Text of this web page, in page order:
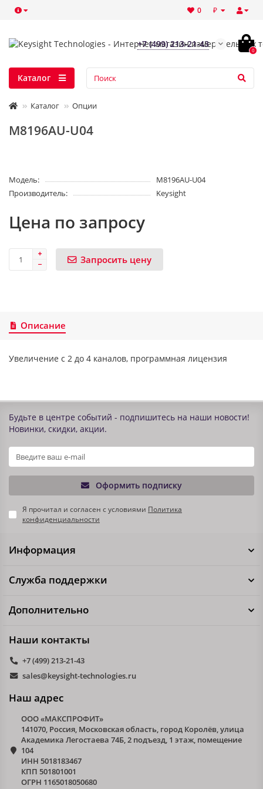
₽
0
+7 (499) 213-21-43
0
Каталог
Каталог Опции
M8196AU-U04
Модель:
M8196AU-U04
Производитель:
Keysight
Цена по запросу
Запросить цену
Описание
Увеличение с 2 до 4 каналов, программная лицензия
Будьте в центре событий - подпишитесь на наши новости!
Новинки, скидки, акции.
Оформить подписку
Я прочитал и согласен с условиями Политика
конфиденциальности
Информация
Служба поддержки
Дополнительно
Наши контакты
+7 (499) 213-21-43
sales@keysight-technologies.ru
Наш адрес
ООО «МАКСПРОФИТ»
141070, Россия, Московская область, город Королёв, улица
Академика Легостаева 74Б, 2 подъезд, 1 этаж, помещение
104
ИНН 5018183467
КПП 501801001
ОГРН 1165018050680